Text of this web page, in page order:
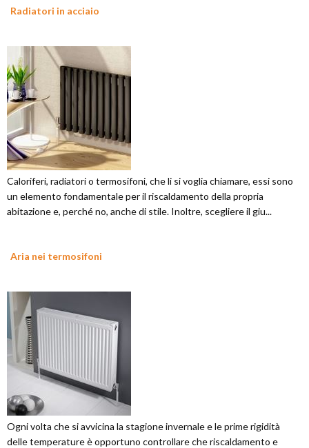
Radiatori in acciaio
Caloriferi, radiatori o termosifoni, che li si voglia chiamare, essi sono
un elemento fondamentale per il riscaldamento della propria
abitazione e, perché no, anche di stile. Inoltre, scegliere il giu...
Aria nei termosifoni
Ogni volta che si avvicina la stagione invernale e le prime rigidità
delle temperature è opportuno controllare che riscaldamento e